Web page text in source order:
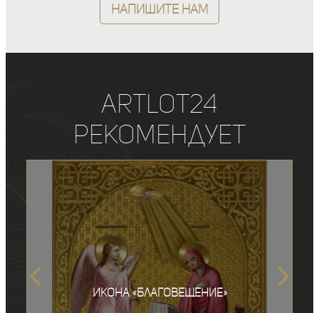
Напишите нам
ArtLot24
рекомендует
Икона «Благовещение»